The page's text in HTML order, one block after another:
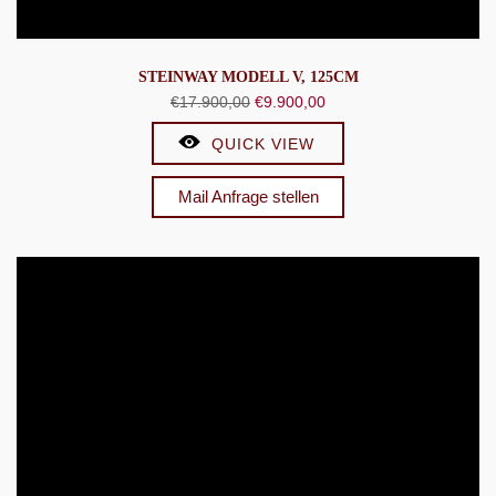
STEINWAY MODELL V, 125CM
€17.900,00 Ursprünglicher
Preis
war:
€17.900,00
€9.900,00Aktueller
Preis
€9.900,00.
QUICK VIEW
Mail Anfrage stellen